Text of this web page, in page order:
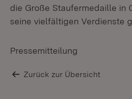
die Große Staufermedaille in
seine vielfältigen Verdienste
Pressemitteilung
Zurück zur Übersicht